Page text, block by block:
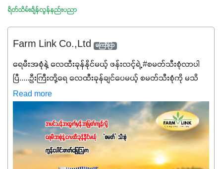
ရိတ်သိမ်းချိန်လွန်နည်းပညာ
Farm Link Co.,Ltd ကြော်ငြာ
ရေမီးအစုံနဲ့ လေထီးခုန်နိုင်မယ့် ဖန်းလင့်ရဲ့ #စမတ်သီးစုံလာပါ
ပြီ.....ဦးကြီးတို့ရေ ‌လေထီးခုန်ချင်ပေမယ့် စမတ်သီးစုံကို မသိ
သေးရင်တော့ ဒီစာလေးကို ဆက်ဖတ်‌ပေးပါ #စမတ်သီးစုံဆိုတာ
အပင်တိုင်းအတွက် အဓိကအာဟာရNPK (19:7:8)နဲ့ #ဟူးမစ်
အက်စစ်တို့ အချိုးကျ ပေါင်းစပ်ထားတဲ့ ကွန်ပေါင်း
ဓာတ်မြေဩဇာဖြစ်ပါတယ်။ အဓိကအကျိုးကျေးဇူးတွေအနေနဲ့
ကတော့ နိုက်ထရိုဂျင် 19%ပါဝင်တဲ့အတွက် ကလိုရိုဖီးလ်ဖွဲ့စည်း
မှုကို အားပေးကာ သီးနှံပင်များ၏အရွက်များစိမ်းလန်းသန်စွမ်း
Read more